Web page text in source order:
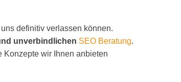
definitiv verlassen können.
unverbindlichen SEO Beratung.
wir Ihnen anbieten